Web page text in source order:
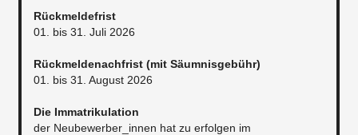
Rückmeldefrist
01. bis 31. Juli 2026
Rückmeldenachfrist (mit Säumnisgebühr)
01. bis 31. August 2026
Die Immatrikulation
der Neubewerber_innen hat zu erfolgen im